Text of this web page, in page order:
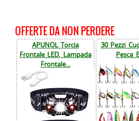
OFFERTE DA NON PERDERE
APUNOL Torcia
Frontale LED, Lampada
Frontale...
30 Pezzi
Pesca